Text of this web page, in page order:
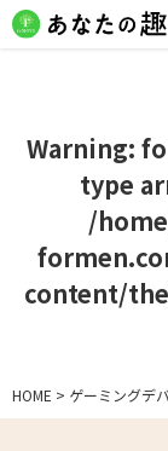
Warning:
type
/
content/
HOME > ゲーミングデ